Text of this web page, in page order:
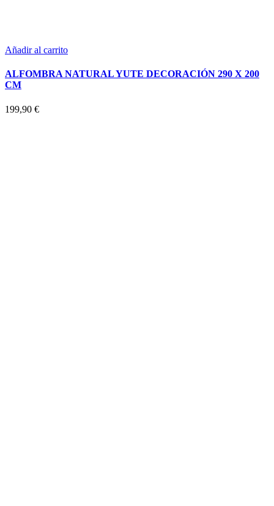
Añadir al carrito
ALFOMBRA NATURAL YUTE DECORACIÓN 290 X 200
CM
199,90 €